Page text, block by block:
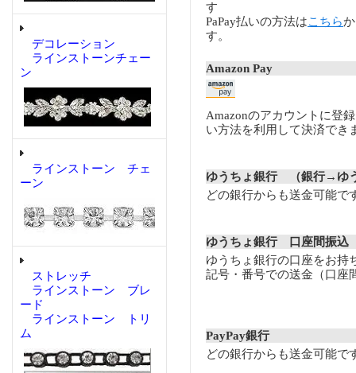
デコレーション
ラインストーンチェー
ン
ラインストーン チェ
ーン
ストレッチ
ラインストーン ブレ
ード
ラインストーン トリ
ム
す
PaPay払いの方法はこちら
す。
Amazon Pay
Amazonのアカウントに登
い方法を利用して決済でき
ゆうちょ銀行 （銀行→ゆ
どの銀行からも送金可能で
ゆうちょ銀行 口座間振込
ゆうちょ銀行の口座をお持
記号・番号での送金（口座
PayPay銀行
どの銀行からも送金可能で